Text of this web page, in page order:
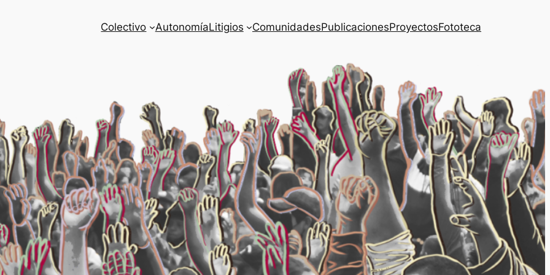
Colectivo AutonomíaLitigios ComunidadesPublicacionesProyectosFototeca